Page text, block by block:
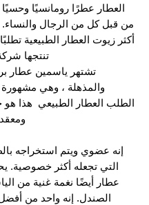
العطار عطرًا رومانسيًا وحسيًا
من قبل كل من الرجال والنساء.
أكثر زيوت العطار الطبيعية
تنتجها
تشتهر ياسمين عطار
والمذهلة ، وهي
الطلب العطار الطبيعي هذا
إنه عضوي ويتم استخراجه
التي تجعله أكثر خصوصية.
عطار أيضًا نغمة غنية من
الصندل. إنه واحد من